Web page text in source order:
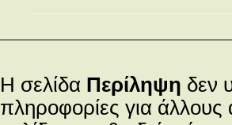
Η σελίδα Περίληψη δεν
πληροφορίες για άλλους